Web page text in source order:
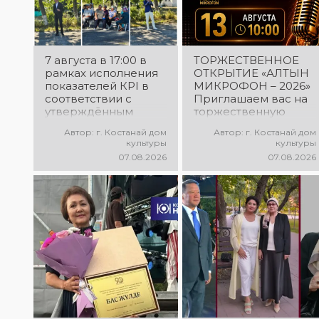
7 августа в 17:00 в
рамках исполнения
показателей КРІ в
соответствии с
утверждённым
выездной концерт
экологической
акции «Таза
Казахстан». в
Мендыкаринский
район (п. Красная
Пресня)
Автор: г. Костанай дом
культуры
07.08.2026
ТОРЖЕСТВЕННОЕ
ОТКРЫТИЕ «АЛТЫН
МИКРОФОН – 2026»
Приглашаем вас на
торжественную
открытия XXII
Международного
вокалистов «Алтын
микрофон – 2026»! В
этот день
талантливые
исполнители из
разных стран
встретятся на одной
площадке, чтобы
открыть яркий
праздник музыки и
творчества. Станьте
Автор: г. Костанай дом
культуры
07.08.2026